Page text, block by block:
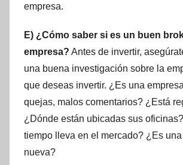
empresa.
E) ¿Cómo saber si es un buen
empresa? Antes de invertir,
una buena investigación sobre la
que deseas invertir. ¿Es una
quejas, malos comentarios? ¿Está
¿Dónde están ubicadas sus
tiempo lleva en el mercado? ¿Es
nueva?